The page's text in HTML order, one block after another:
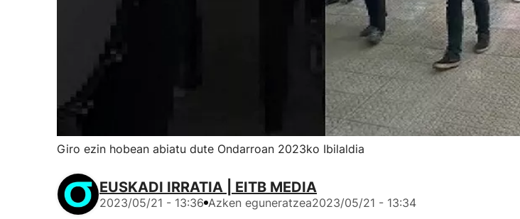
Giro ezin hobean abiatu dute Ondarroan 2023ko Ibilaldia
EUSKADI IRRATIA | EITB MEDIA
2023/05/21 - 13:36 Azken eguneratzea2023/05/21 - 13:34